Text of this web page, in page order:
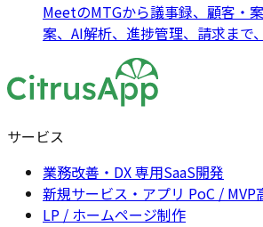
MeetのMTGから議事録、顧客・
案、AI解析、進捗管理、請求まで
サービス
業務改善・DX 専用SaaS開発
新規サービス・アプリ PoC / MVP
LP / ホームページ制作